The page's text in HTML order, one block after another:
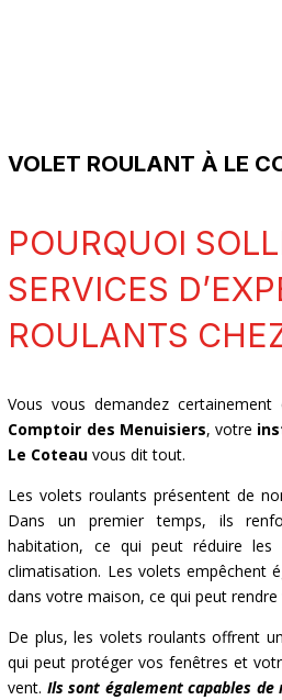
VOLET ROULANT À LE
POURQUOI
SERVICES
ROULANTS
Vous vous demandez
Comptoir des Menuisiers, votre
Le Coteau vous dit tout.
Les volets roulants présentent de
Dans un premier temps, ils
habitation, ce qui peut réduire
climatisation. Les volets empêchent
dans votre maison, ce qui peut
De plus, les volets roulants offrent
qui peut protéger vos fenêtres et
vent. Ils sont également capables